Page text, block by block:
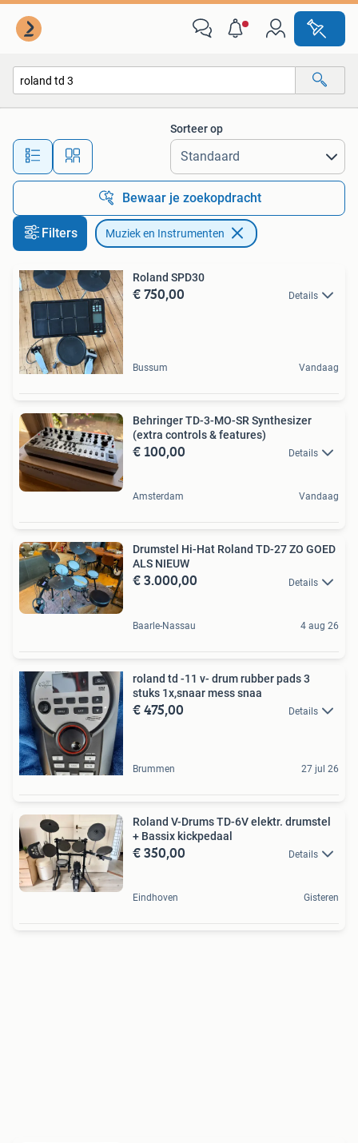
Alle afstanden…
Sorteer op
Bewaar je zoekopdracht
Filters Muziek en Instrumenten
Roland SPD30
€ 750,00 Details
Bussum Vandaag
Behringer TD-3-MO-SR Synthesizer
(extra controls & features)
€ 100,00 Details
Amsterdam Vandaag
Drumstel Hi-Hat Roland TD-27 ZO GOED
ALS NIEUW
€ 3.000,00 Details
Baarle-Nassau 4 aug 26
roland td -11 v- drum rubber pads 3
stuks 1x,snaar mess snaa
€ 475,00 Details
Brummen 27 jul 26
Roland V-Drums TD-6V elektr. drumstel
+ Bassix kickpedaal
€ 350,00 Details
Eindhoven Gisteren